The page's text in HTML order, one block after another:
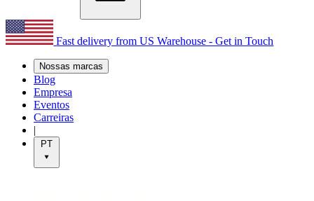
Fast delivery from US Warehouse - Get in Touch
Nossas marcas
Blog
Empresa
Eventos
Carreiras
|
PT